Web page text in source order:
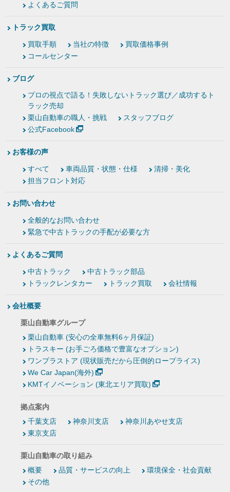
よくあるご質問
トラック買取
買取手順 当社の特徴
買取価格事例
コールセンター
ブログ
プロの視点で語る！失敗しないトラック選び／成功するト
ラック売却
栗山自動車の職人・挑戦
スタッフブログ
公式Facebook
お客様の声
すべて 車両品質・状態・仕様
清掃・美化
担当フロント対応
お問い合わせ
全般的なお問い合わせ
緊急で中古トラックの手配が必要な方
よくあるご質問
中古トラック
中古トラック部品
トラックレンタカー
トラック買取 会社情報
会社概要
栗山自動車グループ
栗山自動車 (安心の全車無料6ヶ月保証)
トラスキー (お手ごろ価格で豊富なオプション)
ワンプラストア (現状販売だから圧倒的ロープライス)
We Car Japan(海外)
KMTイノベーション (東北エリア買取)
拠点案内
千葉支店
神奈川支店
神奈川あやせ支店
東京支店
栗山自動車の取り組み
概要
品質・サービスの向上
環境保全・社会貢献
その他